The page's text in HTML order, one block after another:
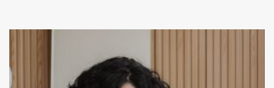
como um sinal de escassez, influenciando diretamente o
comportamento e a saúde mental. Segundo o neurocientista e